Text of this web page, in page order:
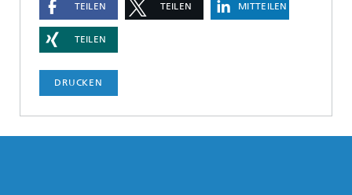
TEILEN TEILEN MITTEILEN
TEILEN
DRUCKEN